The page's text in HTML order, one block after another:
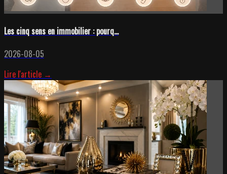
Les cinq sens en immobilier : pourq...
2026-08-05
Lire l'article →